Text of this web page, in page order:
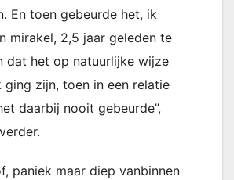
En toen gebeurde het, ik
mirakel, 2,5 jaar geleden te
dat het op natuurlijke wijze
ging zijn, toen in een relatie
daarbij nooit gebeurde”,
paniek maar diep vanbinnen